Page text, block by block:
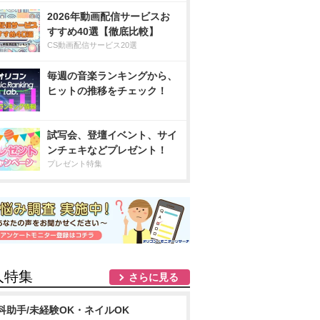
2026年動画配信サービスお
すすめ40選【徹底比較】
CS動画配信サービス20選
毎週の音楽ランキングから、
ヒットの推移をチェック！
試写会、登壇イベント、サイ
ンチェキなどプレゼント！
プレゼント特集
特集 さらに見る
助手/未経験OK・ネイルOK